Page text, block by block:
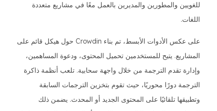
للغويين والمطورين والمديرين بالعمل معًا في مشاريع متعددة
اللغات.
على عكس الأدوات الأبسط، تم بناء Crowdin حول هيكل قائم على
المشاريع. يتيح للمستخدمين تحميل المحتوى، ودعوة المساهمين،
وإدارة تقدم الترجمة من خلال واجهة سحابية. تلعب أنظمة ذاكرة
الترجمة دورًا محوريًا، حيث تقوم بتخزين الترجمات السابقة
وتطبيقها تلقائيًا على المحتوى الجديد أو المحدث. يضمن ذلك